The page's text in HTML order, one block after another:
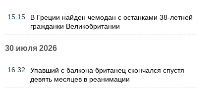
15:15
В Греции найден чемодан с останками 38-летней
гражданки Великобритании
30 июля 2026
16:32
Упавший с балкона британец скончался спустя
девять месяцев в реанимации